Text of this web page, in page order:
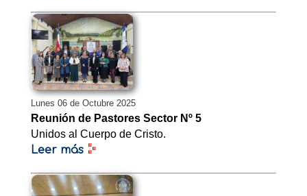
Lunes 06 de Octubre 2025
Reunión de Pastores Sector Nº 5
Unidos al Cuerpo de Cristo.
Leer más